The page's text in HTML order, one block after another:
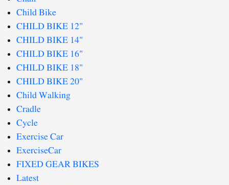
Child Bike
CHILD BIKE 12"
CHILD BIKE 14"
CHILD BIKE 16"
CHILD BIKE 18"
CHILD BIKE 20"
Child Walking
Cradle
Cycle
Exercise Car
ExerciseCar
FIXED GEAR BIKES
Latest